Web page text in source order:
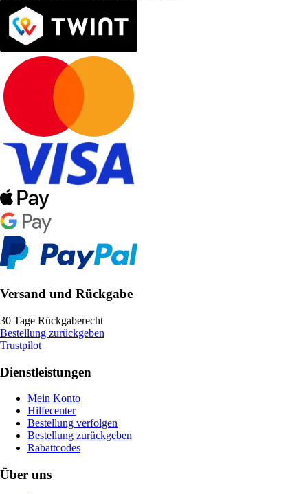
Versand und Rückgabe
30 Tage Rückgaberecht
Bestellung zurückgeben
Trustpilot
Dienstleistungen
Mein Konto
Hilfecenter
Bestellung verfolgen
Bestellung zurückgeben
Rabattcodes
Über uns